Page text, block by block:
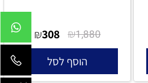
₪1,880
₪308
הוסף לסל